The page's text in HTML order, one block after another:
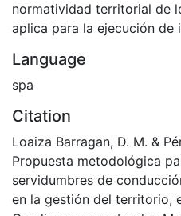
normatividad territorial de
aplica para la ejecución de
Language
spa
Citation
Loaiza Barragan, D. M. &
Propuesta metodológica
servidumbres de
en la gestión del territorio,